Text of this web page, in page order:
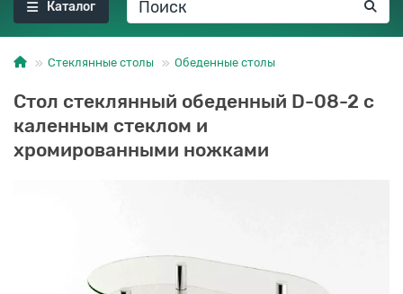
Каталог
Стеклянные столы Обеденные столы
Стол стеклянный обеденный D-08-2 с
каленным стеклом и
хромированными ножками